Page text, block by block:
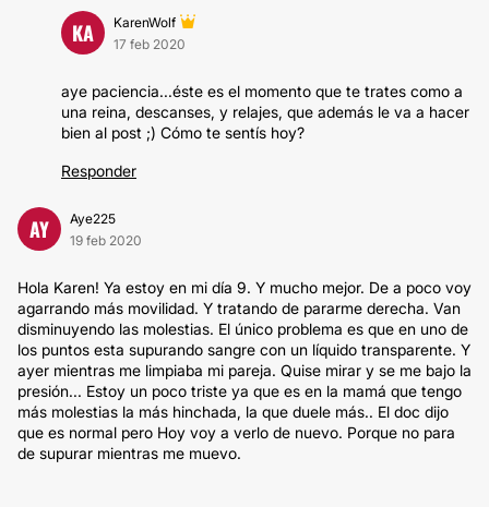
KA
KarenWolf
17 feb 2020
aye paciencia...éste es el momento que te trates como a
una reina, descanses, y relajes, que además le va a hacer
bien al post ;) Cómo te sentís hoy?
Responder
AY
Aye225
19 feb 2020
Hola Karen! Ya estoy en mi día 9. Y mucho mejor. De a poco voy
agarrando más movilidad. Y tratando de pararme derecha. Van
disminuyendo las molestias. El único problema es que en uno de
los puntos esta supurando sangre con un líquido transparente. Y
ayer mientras me limpiaba mi pareja. Quise mirar y se me bajo la
presión... Estoy un poco triste ya que es en la mamá que tengo
más molestias la más hinchada, la que duele más.. El doc dijo
que es normal pero Hoy voy a verlo de nuevo. Porque no para
de supurar mientras me muevo.